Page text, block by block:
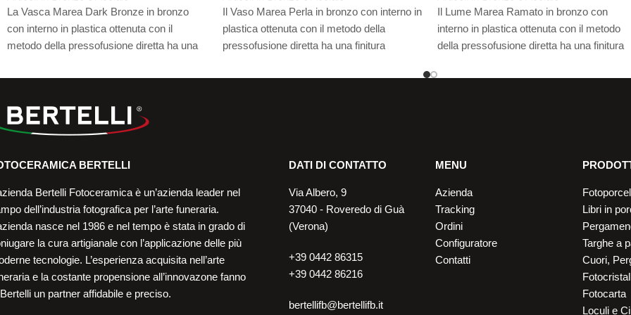
La Vasca Marea Dark Bronze in bronzo
con interno in plastica ottenuta con il
metodo della pressofusione diretta ha una
alle scheggiature e allo scoloramento, con
Consulta i formati disponibili.
Il Vaso Marea Perla in bronzo con interno in
plastica ottenuta con il metodo della
pressofusione diretta ha una finitura
scheggiature e allo scoloramento, con una
Il Lume Marea Ramato in bronzo con
interno in plastica ottenuta con il metodo
della pressofusione diretta ha una finitura
scheggiature e allo scoloramento, con una
BERTELLI
Bertelli Fotoceramica è un’azienda leader nel
dell’industria fotografica per l’arte funeraria.
nasce nel 1986 e nel tempo è stata in grado di
la cura artigianale con l’applicazione delle più
tecnologie. L’esperienza acquisita nell’arte
e la costante propensione all’innovazone fanno
un partner affidabile e preciso.
DATI DI CONTATTO
Via Albero, 9
37040 - Roveredo di Guà
(Verona)
+39 0442 86315
+39 0442 86216
bertellifb@bertellifb.it
MENU
Azienda
Tracking
Ordini
Configuratore
Contatti
Libri in
Targhe a
Cuori,
Fotocarta
Loculi e